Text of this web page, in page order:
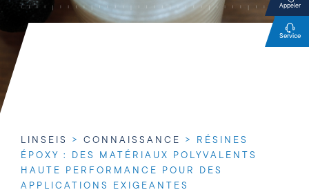
LINSEIS > CONNAISSANCE > RÉSINES
ÉPOXY : DES MATÉRIAUX POLYVALENTS
HAUTE PERFORMANCE POUR DES
APPLICATIONS EXIGEANTES
Appeler
Service